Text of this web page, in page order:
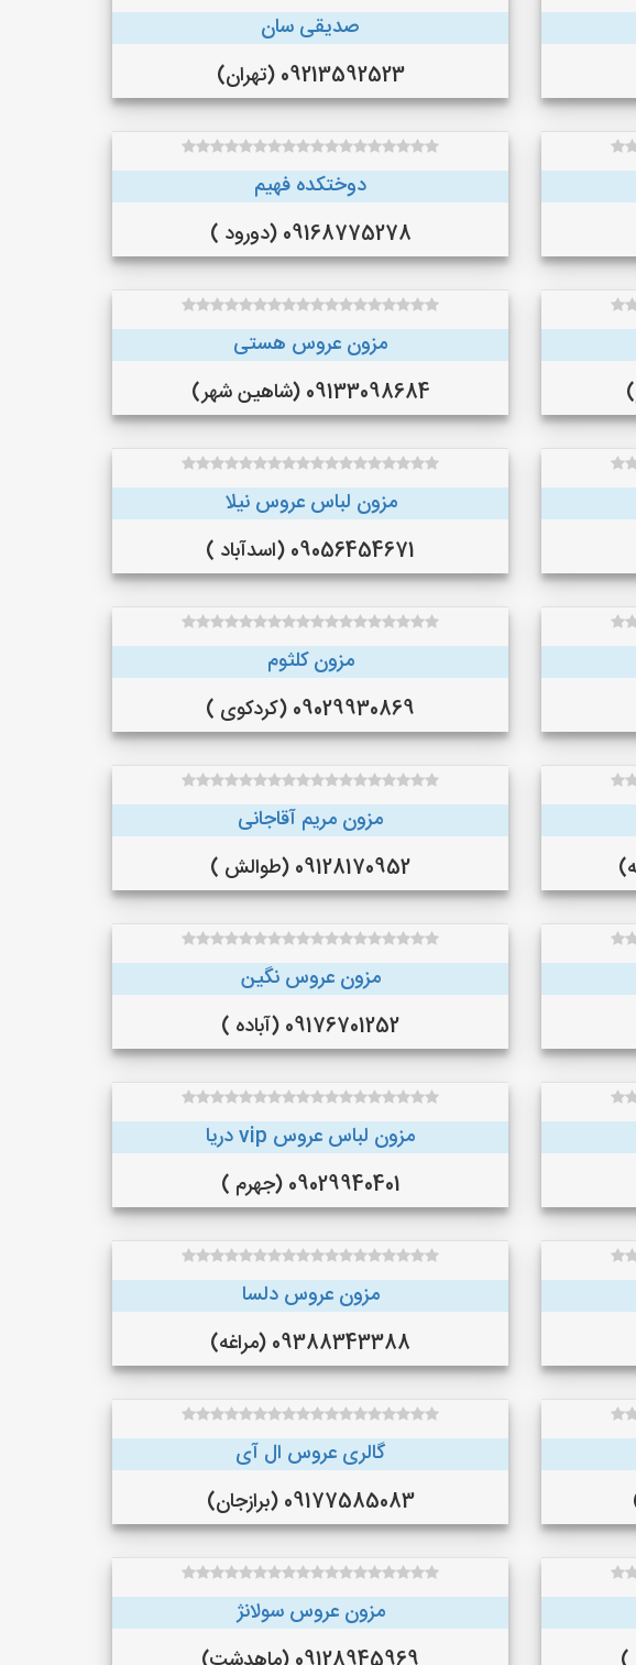
صدیقی سان
09213592523 (تهران)
دوختکده فهیم
09168775278 (دورود )
مزون عروس هستی
09133098684 (شاهین شهر)
مزون لباس عروس نیلا
09056454671 (اسدآباد )
مزون کلثوم
09029930869 (کردکوی )
مزون مریم آقاجانی
09128170952 (طوالش )
مزون عروس نگین
09176701252 (آباده )
مزون لباس عروس vip دریا
09029940401 (جهرم )
مزون عروس دلسا
09388343388 (مراغه)
گالری عروس ال آی
09177585083 (برازجان)
مزون عروس سولانژ